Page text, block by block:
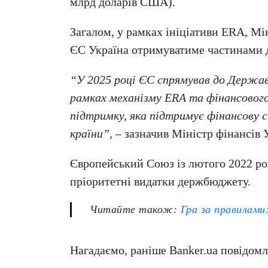
Загалом, у рамках ініціативи ERA,
ЄС Україна отримуватиме частинами
“У 2025 році ЄС спрямував до
рамках механізму ERA та
підтримку, яка підтримує
країни”, – зазначив Міністр
Європейський Союз із лютого 2022
пріоритетні видатки держбюджету.
Читайте також: Гра за
Нагадаємо, раніше Banker.ua